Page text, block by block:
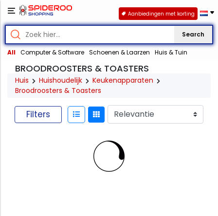
Search
All Computer & Software Schoenen & Laarzen Huis & Tuin
Aanbiedingen met korting
BROODROOSTERS & TOASTERS
Huis Huishoudelijk
Keukenapparaten
Broodroosters & Toasters
Filters